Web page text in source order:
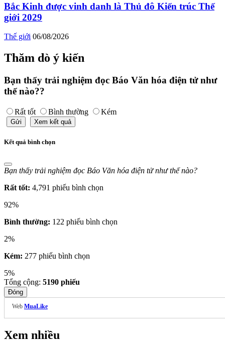
Bắc Kinh được vinh danh là Thủ đô Kiến trúc Thế
giới 2029
Thế giới 06/08/2026
Thăm dò ý kiến
Bạn thấy trải nghiệm đọc Báo Văn hóa điện tử như
thế nào??
Rất tốt Bình thường Kém
Gửi Xem kết quả
Kết quả bình chọn
Bạn thấy trải nghiệm đọc Báo Văn hóa điện tử như thế nào?
Rất tốt: 4,791 phiếu bình chọn
92%
Bình thường: 122 phiếu bình chọn
2%
Kém: 277 phiếu bình chọn
5%
Tổng cộng: 5190 phiếu
Đóng
Web MuaLike
Xem nhiều